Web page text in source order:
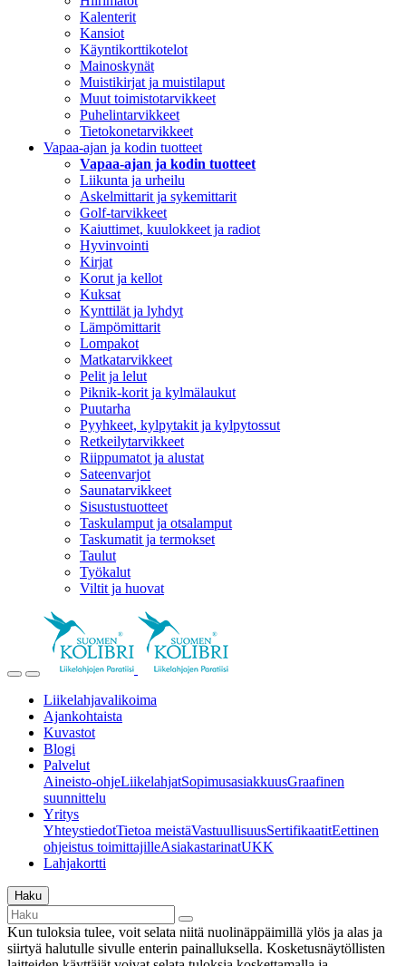
Kalenterit
Kansiot
Käyntikorttikotelot
Mainoskynät
Muistikirjat ja muistilaput
Muut toimistotarvikkeet
Puhelintarvikkeet
Tietokonetarvikkeet
Vapaa-ajan ja kodin tuotteet
Vapaa-ajan ja kodin tuotteet
Liikunta ja urheilu
Askelmittarit ja sykemittarit
Golf-tarvikkeet
Kaiuttimet, kuulokkeet ja radiot
Hyvinvointi
Kirjat
Korut ja kellot
Kuksat
Kynttilät ja lyhdyt
Lämpömittarit
Lompakot
Matkatarvikkeet
Pelit ja lelut
Piknik-korit ja kylmälaukut
Puutarha
Pyyhkeet, kylpytakit ja kylpytossut
Retkeilytarvikkeet
Riippumatot ja alustat
Sateenvarjot
Saunatarvikkeet
Sisustustuotteet
Taskulamput ja otsalamput
Taskumatit ja termokset
Taulut
Työkalut
Viltit ja huovat
Liikelahjavalikoima
Ajankohtaista
Kuvastot
Blogi
Palvelut
Aineisto-ohjeLiikelahjatSopimusasiakkuusGraafinen
suunnittelu
Yritys
YhteystiedotTietoa meistäVastuullisuusSertifikaatitEettinen
ohjeistus toimittajilleAsiakastarinatUKK
Lahjakortti
Haku
Kun tuloksia tulee, voit selata niitä nuolinäppäimillä ylös ja alas ja
siirtyä halutulle sivulle enterin painalluksella. Kosketusnäytöllisten